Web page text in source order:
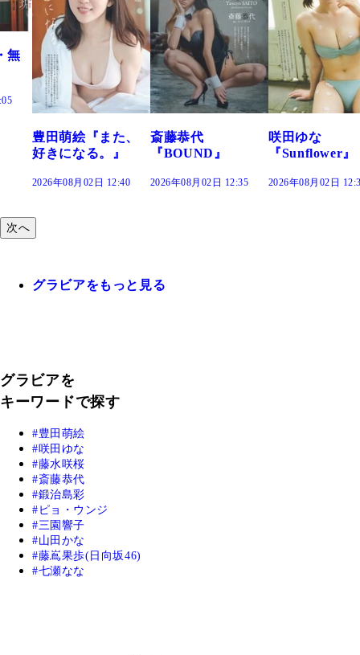
斎藤恭代
『BOUND』
2026年08月02日 12:35
咲田ゆな
『Sunflower』
2026年08月02日 12:30
藤水咲桜『花
だまり』
2026年08月02日
次へ
グラビアをもっと見る
グラビアを
キーワードで探す
豊田萌絵
咲田ゆな
藤水咲桜
斎藤恭代
鍛治島彩
ピョ・ウンジ
三園響子
山田かな
藤嶌果歩(日向坂46)
七瀬なな